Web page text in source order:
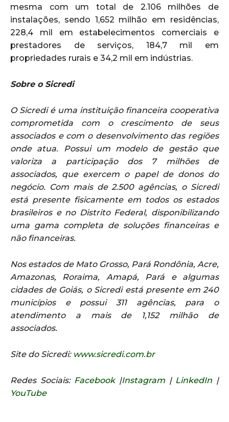
mesma com um total de 2.106 milhões de
instalações, sendo 1,652 milhão em residências,
228,4 mil em estabelecimentos comerciais e
prestadores de serviços, 184,7 mil em
propriedades rurais e 34,2 mil em indústrias.
Sobre o Sicredi
O Sicredi é uma instituição financeira cooperativa
comprometida com o crescimento de seus
associados e com o desenvolvimento das regiões
onde atua. Possui um modelo de gestão que
valoriza a participação dos 7 milhões de
associados, que exercem o papel de donos do
negócio. Com mais de 2.500 agências, o Sicredi
está presente fisicamente em todos os estados
brasileiros e no Distrito Federal, disponibilizando
uma gama completa de soluções financeiras e
não financeiras.
Nos estados de Mato Grosso, Pará Rondônia, Acre,
Amazonas, Roraima, Amapá, Pará e algumas
cidades de Goiás, o Sicredi está presente em 240
municípios e possui 311 agências, para o
atendimento a mais de 1,152 milhão de
associados.
Site do Sicredi: www.sicredi.com.br
Redes Sociais: Facebook|Instagram |LinkedIn |
YouTube